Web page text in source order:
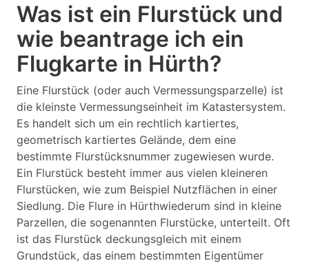
Was ist ein Flurstück und
wie beantrage ich ein
Flugkarte in Hürth?
Eine Flurstück (oder auch Vermessungsparzelle) ist
die kleinste Vermessungseinheit im Katastersystem.
Es handelt sich um ein rechtlich kartiertes,
geometrisch kartiertes Gelände, dem eine
bestimmte Flurstücksnummer zugewiesen wurde.
Ein Flurstück besteht immer aus vielen kleineren
Flurstücken, wie zum Beispiel Nutzflächen in einer
Siedlung. Die Flure in Hürthwiederum sind in kleine
Parzellen, die sogenannten Flurstücke, unterteilt. Oft
ist das Flurstück deckungsgleich mit einem
Grundstück, das einem bestimmten Eigentümer